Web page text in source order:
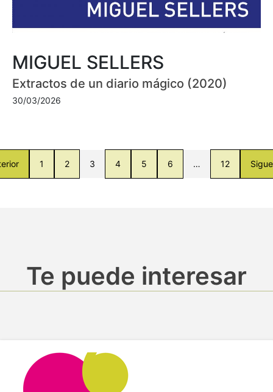
MIGUEL SELLERS
Extractos de un diario mágico (2020)
30/03/2026
1 2 3 4 5 6 … 12
Te puede interesar